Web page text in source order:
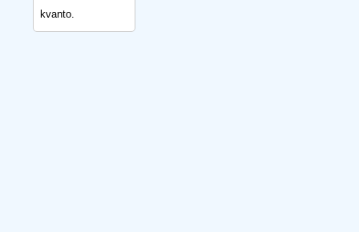
kvanto.